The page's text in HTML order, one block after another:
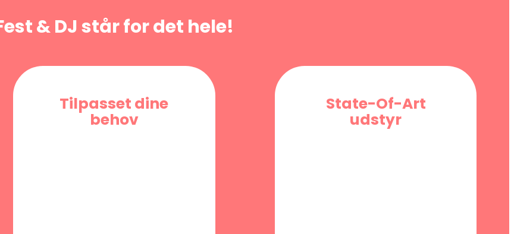
& DJ står for det hele!
Tilpasset dine
behov
State-Of-Art
udstyr